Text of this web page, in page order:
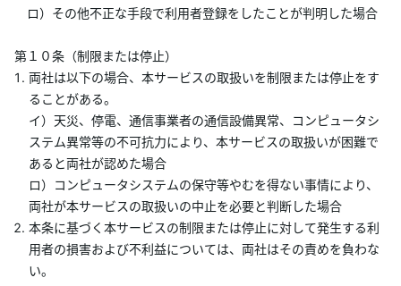
ロ）その他不正な手段で利用者登録をしたことが判明した場合
第１０条（制限または停止）
両社は以下の場合、本サービスの取扱いを制限または停止をす
ることがある。
イ）天災、停電、通信事業者の通信設備異常、コンピュータシ
ステム異常等の不可抗力により、本サービスの取扱いが困難で
あると両社が認めた場合
ロ）コンピュータシステムの保守等やむを得ない事情により、
両社が本サービスの取扱いの中止を必要と判断した場合
本条に基づく本サービスの制限または停止に対して発生する利
用者の損害および不利益については、両社はその責めを負わな
い。